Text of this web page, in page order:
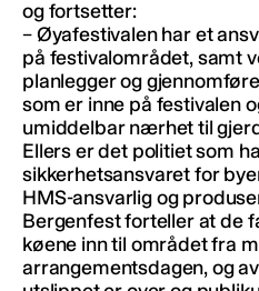
og fortsetter:
– Øyafestivalen har et
på festivalområdet, samt
planlegger og
som er inne på festivalen
umiddelbar nærhet til
Ellers er det politiet som
sikkerhetsansvaret for
HMS-ansvarlig og
Bergenfest forteller at de
køene inn til området fra
arrangementsdagen, og